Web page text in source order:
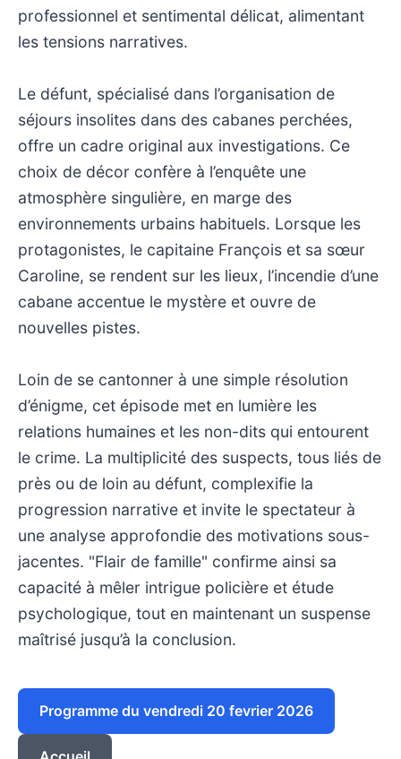
professionnel et sentimental délicat, alimentant
les tensions narratives.
Le défunt, spécialisé dans l’organisation de
séjours insolites dans des cabanes perchées,
offre un cadre original aux investigations. Ce
choix de décor confère à l’enquête une
atmosphère singulière, en marge des
environnements urbains habituels. Lorsque les
protagonistes, le capitaine François et sa sœur
Caroline, se rendent sur les lieux, l’incendie d’une
cabane accentue le mystère et ouvre de
nouvelles pistes.
Loin de se cantonner à une simple résolution
d’énigme, cet épisode met en lumière les
relations humaines et les non-dits qui entourent
le crime. La multiplicité des suspects, tous liés de
près ou de loin au défunt, complexifie la
progression narrative et invite le spectateur à
une analyse approfondie des motivations sous-
jacentes. "Flair de famille" confirme ainsi sa
capacité à mêler intrigue policière et étude
psychologique, tout en maintenant un suspense
maîtrisé jusqu’à la conclusion.
Programme du vendredi 20 fevrier 2026